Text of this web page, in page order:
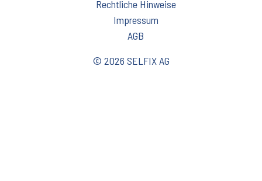
Rechtliche Hinweise
Impressum
AGB
© 2026 SELFIX AG